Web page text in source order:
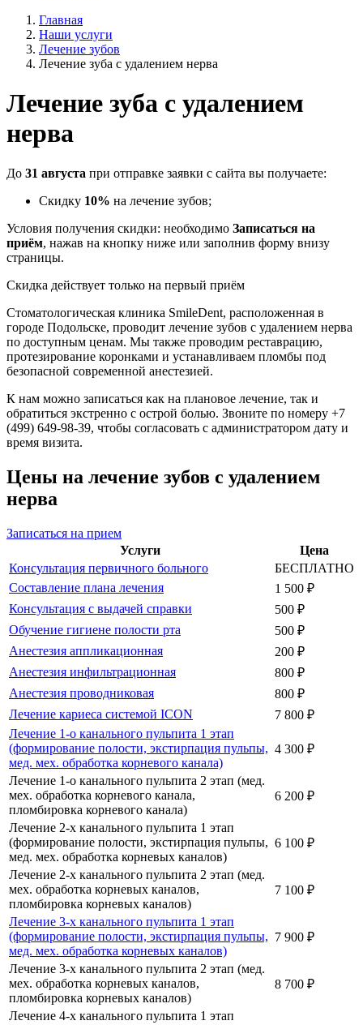
Главная
Наши услуги
Лечение зубов
Лечение зуба с удалением нерва
Лечение зуба с удалением
нерва
До 31 августа при отправке заявки с сайта вы получаете:
Скидку 10% на лечение зубов;
Условия получения скидки: необходимо Записаться на
приём, нажав на кнопку ниже или заполнив форму внизу
страницы.
Скидка действует только на первый приём
Стоматологическая клиника SmileDent, расположенная в
городе Подольске, проводит лечение зубов с удалением нерва
по доступным ценам. Мы также проводим реставрацию,
протезирование коронками и устанавливаем пломбы под
безопасной современной анестезией.
К нам можно записаться как на плановое лечение, так и
обратиться экстренно с острой болью. Звоните по номеру +7
(499) 649-98-39, чтобы согласовать с администратором дату и
время визита.
Цены на лечение зубов с удалением
нерва
Записаться на прием
Услуги
Цена
Консультация первичного больного
БЕСПЛАТНО
Составление плана лечения
1 500 ₽
Консультация с выдачей справки
500 ₽
Обучение гигиене полости рта
500 ₽
Анестезия аппликационная
200 ₽
Анестезия инфильтрационная
800 ₽
Анестезия проводниковая
800 ₽
Лечение кариеса системой ICON
7 800 ₽
Лечение 1-о канального пульпита 1 этап
(формирование полости, экстирпация пульпы,
мед. мех. обработка корневого канала)
4 300 ₽
Лечение 1-о канального пульпита 2 этап (мед.
мех. обработка корневого канала,
пломбировка корневого канала)
6 200 ₽
Лечение 2-х канального пульпита 1 этап
(формирование полости, экстирпация пульпы,
мед. мех. обработка корневых каналов)
6 100 ₽
Лечение 2-х канального пульпита 2 этап (мед.
мех. обработка корневых каналов,
пломбировка корневых каналов)
7 100 ₽
Лечение 3-х канального пульпита 1 этап
(формирование полости, экстирпация пульпы,
мед. мех. обработка корневых каналов)
7 900 ₽
Лечение 3-х канального пульпита 2 этап (мед.
мех. обработка корневых каналов,
пломбировка корневых каналов)
8 700 ₽
Лечение 4-х канального пульпита 1 этап